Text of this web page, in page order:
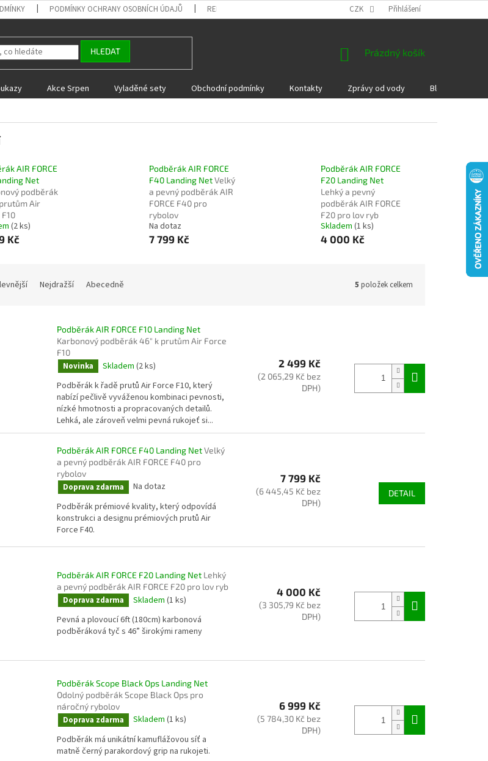
PODMÍNKY OCHRANY OSOBNÍCH ÚDAJŮ REKLAMACE A VRÁCENÍ ZBOŽÍ DÁRKOVÉ POUKAZY
CZK Přihlášení
HLEDAT
NÁKUPNÍ
Prázdný košík
Akce Srpen Vyladěné sety Obchodní podmínky Kontakty Zprávy od vody Blog
AIR FORCE
Net
podběrák
Air
(2 ks)
Kč
Podběrák AIR FORCE
F40 Landing NetVelký
a pevný podběrák AIR
FORCE F40 pro
rybolov
Na dotaz
7 799 Kč
Podběrák AIR FORCE
F20 Landing Net
Lehký a pevný
podběrák AIR FORCE
F20 pro lov ryb
Skladem (1 ks)
4 000 Kč
Nejdražší Abecedně 5 položek celkem
Podběrák AIR FORCE F10 Landing Net
Karbonový podběrák 46" k prutům Air Force
F10
Novinka Skladem (2 ks)
Podběrák k řadě prutů Air Force F10, který
nabízí pečlivě vyváženou kombinaci pevnosti,
nízké hmotnosti a propracovaných detailů.
Lehká, ale zároveň velmi pevná rukojeť si...
2 499 Kč
(2 065,29 Kč bez
DPH)
Podběrák AIR FORCE F40 Landing NetVelký
a pevný podběrák AIR FORCE F40 pro
rybolov
Doprava zdarma
Na dotaz
Podběrák prémiové kvality, který odpovídá
konstrukci a designu prémiových prutů Air
Force F40.
7 799 Kč
(6 445,45 Kč bez
DPH)
DETAIL
Podběrák AIR FORCE F20 Landing Net Lehký
a pevný podběrák AIR FORCE F20 pro lov ryb
Doprava zdarma Skladem (1 ks)
Pevná a plovoucí 6ft (180cm) karbonová
podběráková tyč s 46” širokými rameny
4 000 Kč
(3 305,79 Kč bez
DPH)
Podběrák Scope Black Ops Landing Net
Odolný podběrák Scope Black Ops pro
náročný rybolov
Doprava zdarma Skladem (1 ks)
Podběrák má unikátní kamuflážovou síť a
matně černý parakordový grip na rukojeti.
6 999 Kč
(5 784,30 Kč bez
DPH)